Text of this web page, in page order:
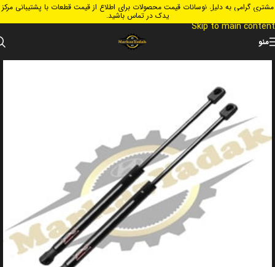
Skip to navigation
Skip to main content
مشتری گرامی به دلیل نوسانات قیمت محصولات برای اطلاع از قیمت قطعات با پشتیبانی مرکز
یدک در تماس باشید.
منو